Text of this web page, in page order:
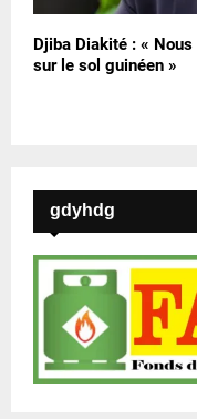
Djiba Diakité : «
sur le sol guinéen »
gdyhdg